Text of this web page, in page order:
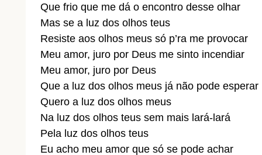
Que frio que me dá o encontro desse olhar
Mas se a luz dos olhos teus
Resiste aos olhos meus só p’ra me provocar
Meu amor, juro por Deus me sinto incendiar
Meu amor, juro por Deus
Que a luz dos olhos meus já não pode esperar
Quero a luz dos olhos meus
Na luz dos olhos teus sem mais lará-lará
Pela luz dos olhos teus
Eu acho meu amor que só se pode achar